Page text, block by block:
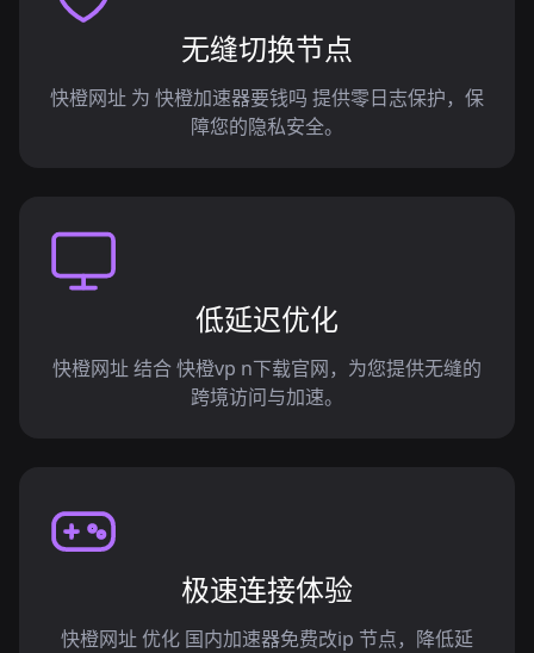
无缝切换节点
快橙网址 为 快橙加速器要钱吗 提供零日志保护，保
障您的隐私安全。
低延迟优化
快橙网址 结合 快橙vp n下载官网，为您提供无缝的
跨境访问与加速。
极速连接体验
快橙网址 优化 国内加速器免费改ip 节点，降低延